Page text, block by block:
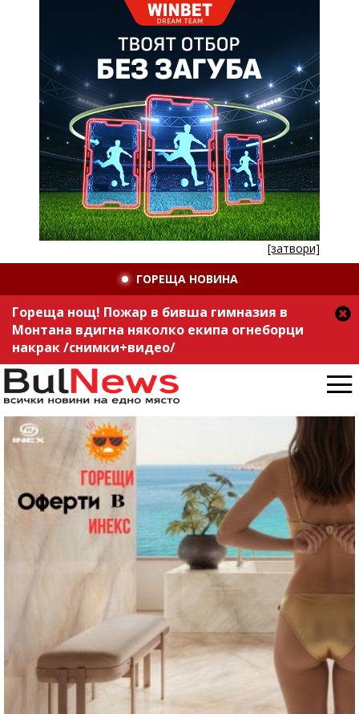
[затвори]
ГОРЕЩА НОВИНА
Гореща нощ! Пожар в бивша гимназия в
Монтана вдигна няколко екипа огнеборци
накрак /снимки+видео/